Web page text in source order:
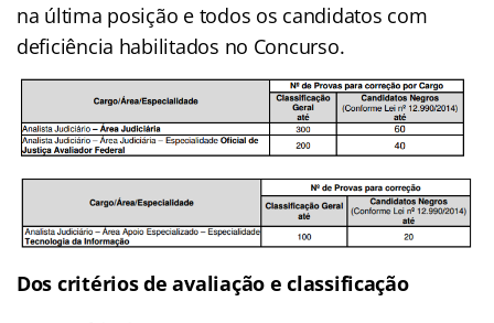
na última posição e todos os candidatos com
deficiência habilitados no Concurso.
Dos critérios de avaliação e classificação